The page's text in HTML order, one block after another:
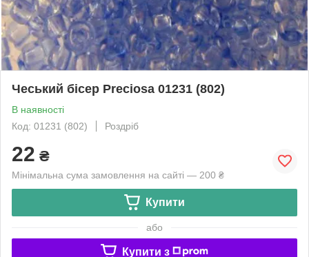
Чеський бісер Preciosa 01231 (802)
В наявності
Код: 01231 (802)
Роздріб
22 ₴
Мінімальна сума замовлення на сайті — 200 ₴
Купити
або
Купити з